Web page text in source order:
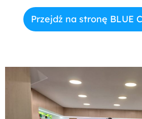
Przejdź na stronę BLUE